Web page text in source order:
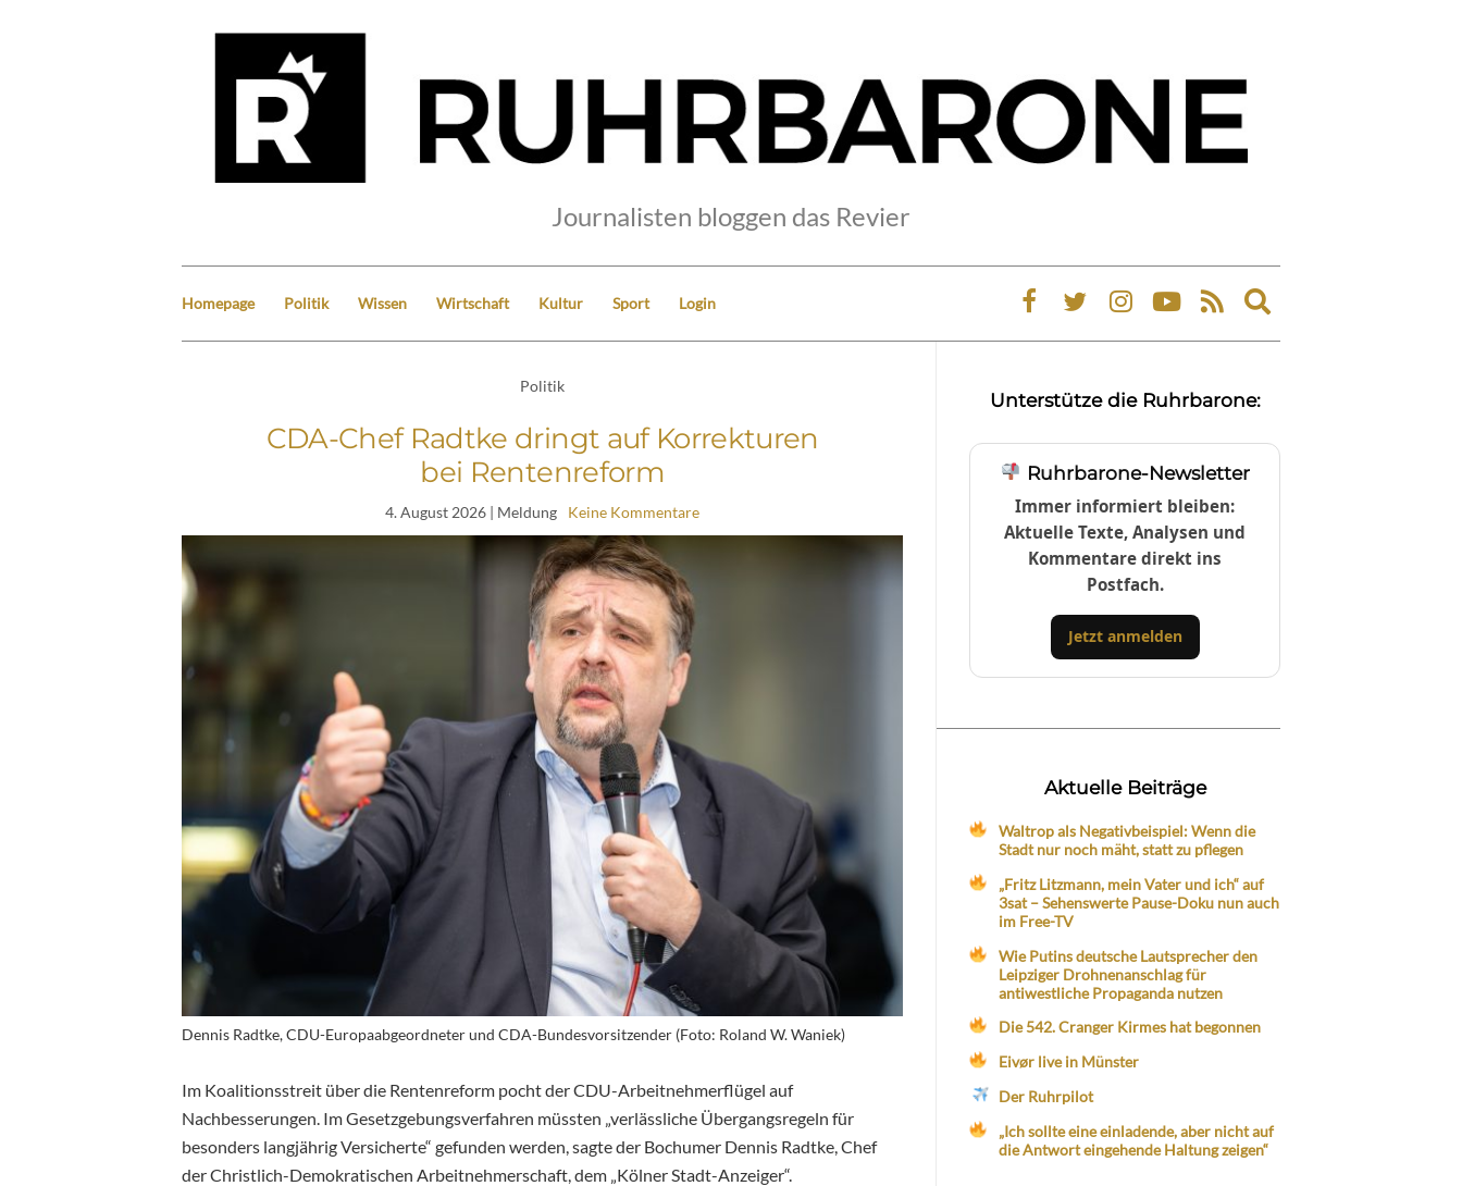
Journalisten bloggen das Revier
Homepage Politik Wissen Wirtschaft Kultur Sport Login
Expand
search
Politik
CDA-Chef Radtke dringt auf Korrekturen
bei Rentenreform
4. August 2026 | Meldung Keine Kommentare
Dennis Radtke, CDU-Europaabgeordneter und CDA-Bundesvorsitzender (Foto: Roland W. Waniek)
Im Koalitionsstreit über die Rentenreform pocht der CDU-Arbeitnehmerflügel auf
Nachbesserungen. Im Gesetzgebungsverfahren müssten „verlässliche Übergangsregeln für
besonders langjährig Versicherte“ gefunden werden, sagte der Bochumer Dennis Radtke, Chef
der Christlich-Demokratischen Arbeitnehmerschaft, dem „Kölner Stadt-Anzeiger“.
Unterstütze die Ruhrbarone:
Ruhrbarone-Newsletter
Immer informiert bleiben:
Aktuelle Texte, Analysen und
Kommentare direkt ins
Postfach.
Jetzt anmelden
Aktuelle Beiträge
Waltrop als Negativbeispiel: Wenn die
Stadt nur noch mäht, statt zu pflegen
„Fritz Litzmann, mein Vater und ich“ auf
3sat – Sehenswerte Pause-Doku nun auch
im Free-TV
Wie Putins deutsche Lautsprecher den
Leipziger Drohnenanschlag für
antiwestliche Propaganda nutzen
Die 542. Cranger Kirmes hat begonnen
Eivør live in Münster
Der Ruhrpilot
„Ich sollte eine einladende, aber nicht auf
die Antwort eingehende Haltung zeigen“